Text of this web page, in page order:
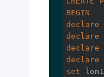
BEGIN
declare
declare
declare
declare
set